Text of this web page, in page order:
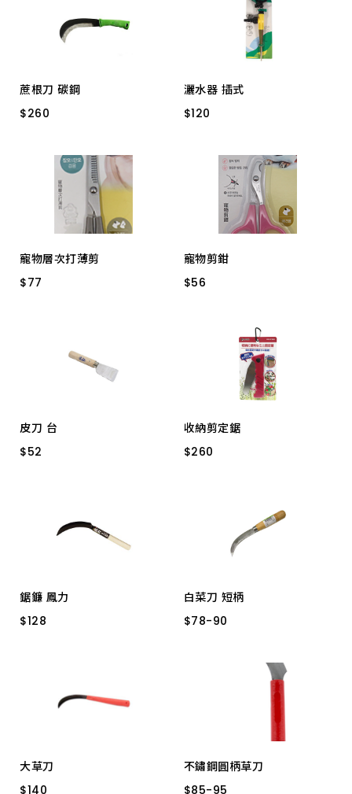
上架時間 由新到舊
產品價格 從高到低
蔗根刀 碳鋼
$260
$260
灑水器 插式
$120
$120
寵物層次打薄剪
$77
$77
寵物剪鉗
$56
$56
皮刀 台
$52
$52
收納剪定鋸
$260
$260
鋸鐮 鳳力
$128
$128
白菜刀 短柄
$78-90
$78-90
大草刀
$140
$140
不鏽鋼圓柄草刀
$85-95
$85-95